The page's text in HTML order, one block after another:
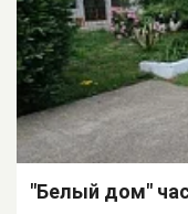
"Белый дом"